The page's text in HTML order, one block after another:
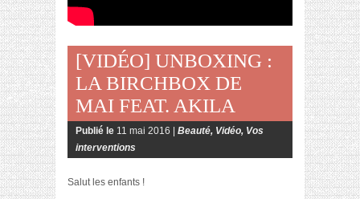
[VIDÉO] UNBOXING :
LA BIRCHBOX DE
MAI FEAT. AKILA
Publié le 11 mai 2016 | Beauté, Vidéo, Vos
interventions
Salut les enfants !